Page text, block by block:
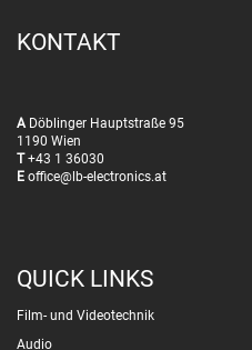
KONTAKT
A Döblinger Hauptstraße 95
1190 Wien
T+43 1 36030
E office@lb-electronics.at
QUICK LINKS
Film- und Videotechnik
Audio